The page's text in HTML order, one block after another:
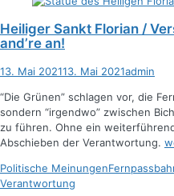
Heiliger Sankt Florian /
and’re an!
Posted
13. Mai 202113. Mai 2021Autor
admin
“Die Grünen” schlagen vor, die
sondern “irgendwo” zwischen
zu führen. Ohne ein
Abschieben der Verantwortung.
Kategorien
Politische MeinungenSchlagworte
Verantwortung